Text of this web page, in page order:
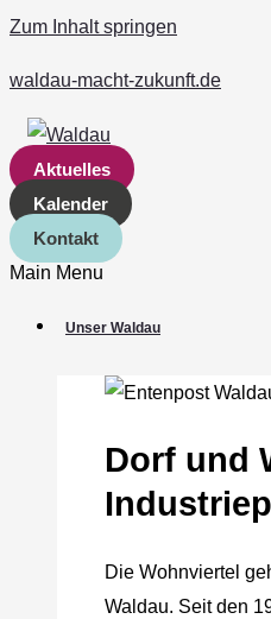
Zum Inhalt springen
waldau-macht-zukunft.de
Aktuelles
Kalender
Kontakt
Main Menu
Unser Waldau
Dorf und
Die Wohnviertel
Waldau. Seit den